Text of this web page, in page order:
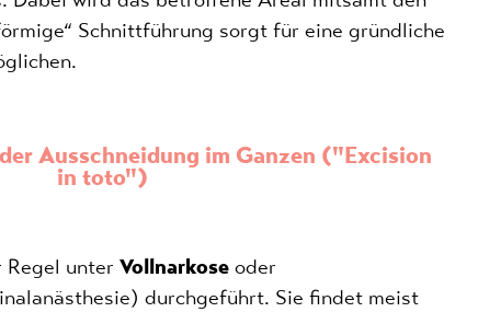
Schnittführung sorgt für eine gründliche
Ausschneidung im Ganzen ("Excision
in toto")
unter Vollnarkose oder
durchgeführt. Sie findet meist